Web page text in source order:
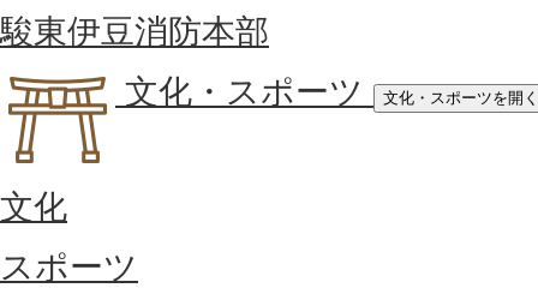
駿東伊豆消防本部
文化・スポーツ
文化・スポーツを開く
文化
スポーツ